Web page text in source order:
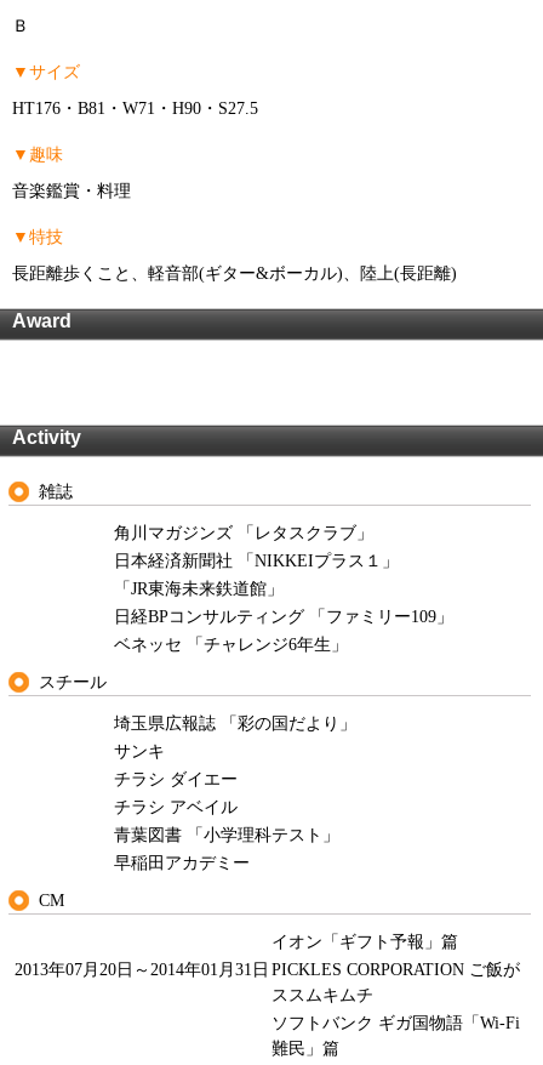
Ｂ
▼サイズ
HT176・B81・W71・H90・S27.5
▼趣味
音楽鑑賞・料理
▼特技
長距離歩くこと、軽音部(ギター&ボーカル)、陸上(長距離)
Award
Activity
雑誌
角川マガジンズ 「レタスクラブ」
日本経済新聞社 「NIKKEIプラス１」
「JR東海未来鉄道館」
日経BPコンサルティング 「ファミリー109」
ベネッセ 「チャレンジ6年生」
スチール
埼玉県広報誌 「彩の国だより」
サンキ
チラシ ダイエー
チラシ アベイル
青葉図書 「小学理科テスト」
早稲田アカデミー
CM
イオン「ギフト予報」篇
2013年07月20日～2014年01月31日 PICKLES CORPORATION ご飯が
ススムキムチ
ソフトバンク ギガ国物語「Wi-Fi
難民」篇